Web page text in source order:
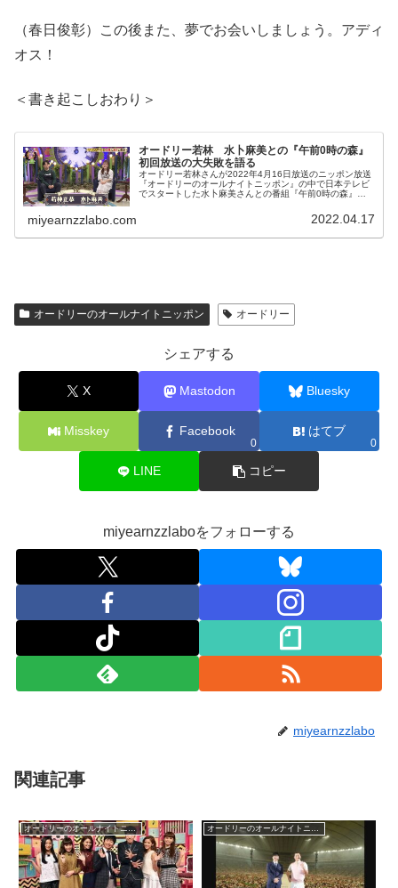
（春日俊彰）この後また、夢でお会いしましょう。アディ
オス！
＜書き起こしおわり＞
オードリー若林 水卜麻美との『午前0時の森』
初回放送の大失敗を語る
オードリー若林さんが2022年4月16日放送のニッポン放送
『オードリーのオールナイトニッポン』の中で日本テレビ
でスタートした水卜麻美さんとの番組『午前0時の森』に
miyearnzzlabo.com 2022.04.17
オードリーのオールナイトニッポン オードリー
シェアする
X Mastodon Bluesky
Misskey Facebook
0
はてブ
0
LINE コピー
miyearnzzlaboをフォローする
miyearnzzlabo
関連記事
オードリーのオールナイトニッポン オードリーのオールナイトニッポン